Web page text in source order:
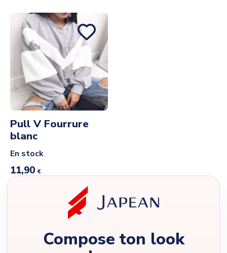
Pull V Fourrure
blanc
En stock
11,90 €
Compose ton look